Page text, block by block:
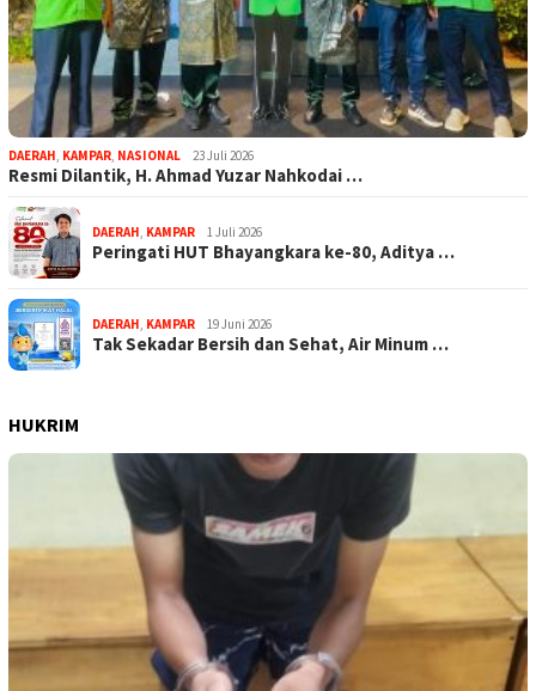
DAERAH, KAMPAR, NASIONAL 23 Juli 2026
Resmi Dilantik, H. Ahmad Yuzar Nahkodai …
DAERAH, KAMPAR 1 Juli 2026
Peringati HUT Bhayangkara ke-80, Aditya …
DAERAH, KAMPAR 19 Juni 2026
Tak Sekadar Bersih dan Sehat, Air Minum …
HUKRIM